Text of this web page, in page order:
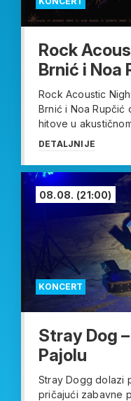
Rock
Brnić i Noa
Rock Acoustic
Brnić i Noa Rupčić
hitove u
DETALJNIJE
KONCERT
08.08. (21:00)
Stray Dog
Pajolu
Stray Dogg dolazi
pričajući zabavne